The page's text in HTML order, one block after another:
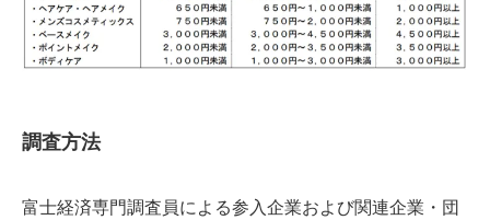
調査方法
富士経済専門調査員による参入企業および関連企業・団